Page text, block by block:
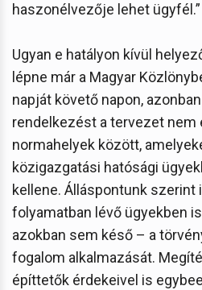
haszonélvezője lehet ügyfél.”
Ugyan e hatályon kívül
lépne már a Magyar
napját követő napon,
rendelkezést a tervezet nem
normahelyek között,
közigazgatási hatósági
kellene. Álláspontunk szerint
folyamatban lévő ügyekben
azokban sem késő – a
fogalom alkalmazását.
építtetők érdekeivel is